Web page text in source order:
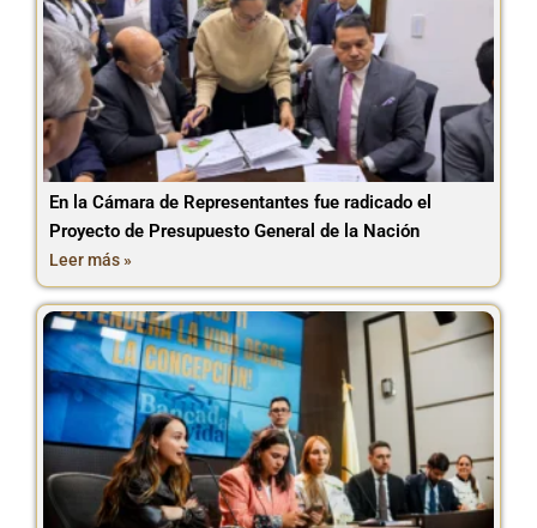
En la Cámara de Representantes fue radicado el
Proyecto de Presupuesto General de la Nación
Leer más »